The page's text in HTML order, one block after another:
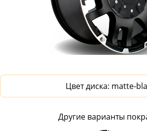
Цвет диска: matte-
Другие варианты